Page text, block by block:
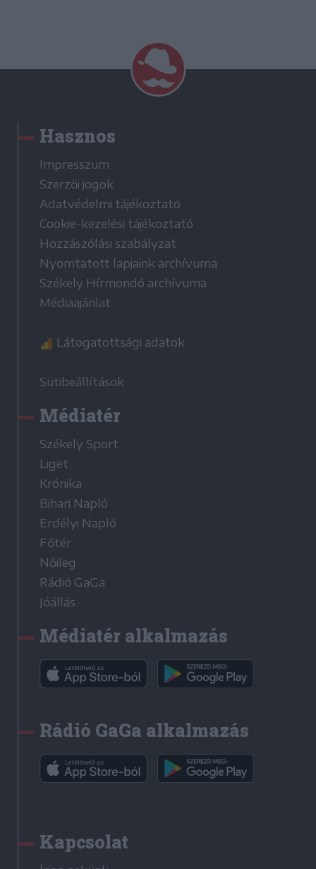
Hasznos
Impresszum
Szerzői jogok
Adatvédelmi tájékoztató
Cookie-kezelési tájékoztató
Hozzászólási szabályzat
Nyomtatott lapjaink archívuma
Székely Hírmondó archívuma
Médiaajánlat
Látogatottsági adatok
Sütibeállítások
Médiatér
Székely Sport
Liget
Krónika
Bihari Napló
Erdélyi Napló
Főtér
Nőileg
Rádió GaGa
Jóállás
Médiatér alkalmazás
Rádió GaGa alkalmazás
Kapcsolat